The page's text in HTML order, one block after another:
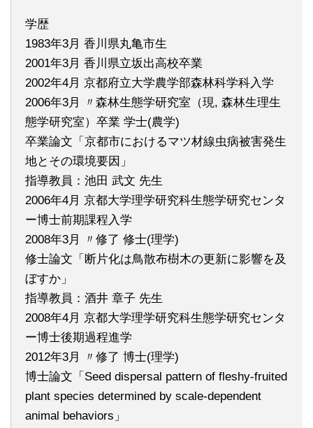
学歴
1983年3月 香川県丸亀市生
2001年3月 香川県立坂出高校卒業
2002年4月 京都府立大学農学部森林科学科入学
2006年3月 〃森林生態学研究室（現, 森林生理生
態学研究室）卒業 学士(農学)
卒業論文「京都市におけるマツ材線虫病被害発生
地とその環境要因」
指導教員：池田 武文 先生
2006年4月 京都大学理学研究科生態学研究センタ
ー博士前期課程入学
2008年3月 〃修了 修士(理学)
修士論文「断片化は鳥散布樹木の更新に影響を及
ぼすか」
指導教員：酒井 章子 先生
2008年4月 京都大学理学研究科生態学研究センタ
ー博士後期過程進学
2012年3月 〃修了 博士(理学)
博士論文「Seed dispersal pattern of fleshy-fruited
plant species determined by scale-dependent
animal behaviors」